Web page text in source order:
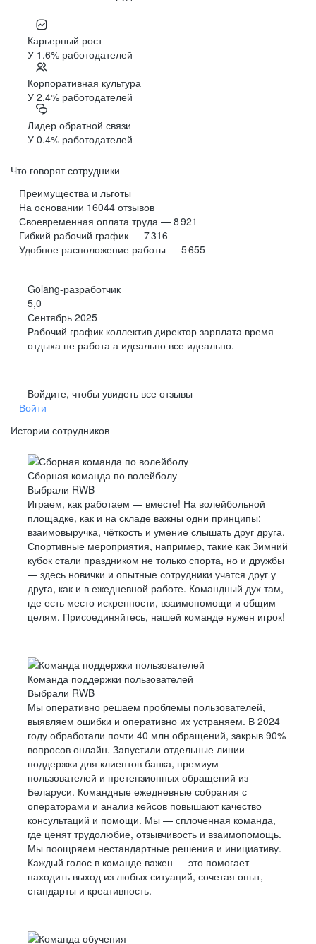
Карьерный рост
У 1.6% работодателей
Корпоративная культура
У 2.4% работодателей
Лидер обратной связи
У 0.4% работодателей
Что говорят сотрудники
Преимущества и льготы
На основании 16044 отзывов
Своевременная оплата труда — 8 921
Гибкий рабочий график — 7 316
Удобное расположение работы — 5 655
Golang-разработчик
5,0
Сентябрь 2025
Рабочий график коллектив директор зарплата время
отдыха не работа а идеально все идеально.
Войдите, чтобы увидеть все отзывы
Войти
Истории сотрудников
Сборная команда по волейболу
Выбрали RWB
Играем, как работаем — вместе! На волейбольной
площадке, как и на складе важны одни принципы:
взаимовыручка, чёткость и умение слышать друг друга.
Спортивные мероприятия, например, такие как Зимний
кубок стали праздником не только спорта, но и дружбы
— здесь новички и опытные сотрудники учатся друг у
друга, как и в ежедневной работе. Командный дух там,
где есть место искренности, взаимопомощи и общим
целям. Присоединяйтесь, нашей команде нужен игрок!
Команда поддержки пользователей
Выбрали RWB
Мы оперативно решаем проблемы пользователей,
выявляем ошибки и оперативно их устраняем. В 2024
году обработали почти 40 млн обращений, закрыв 90%
вопросов онлайн. Запустили отдельные линии
поддержки для клиентов банка, премиум-
пользователей и претензионных обращений из
Беларуси. Командные ежедневные собрания с
операторами и анализ кейсов повышают качество
консультаций и помощи. Мы — сплоченная команда,
где ценят трудолюбие, отзывчивость и взаимопомощь.
Мы поощряем нестандартные решения и инициативу.
Каждый голос в команде важен — это помогает
находить выход из любых ситуаций, сочетая опыт,
стандарты и креативность.